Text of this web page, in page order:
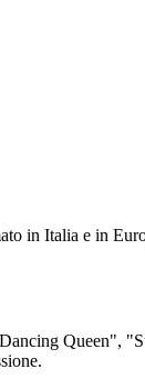
in Italia e in
Queen",